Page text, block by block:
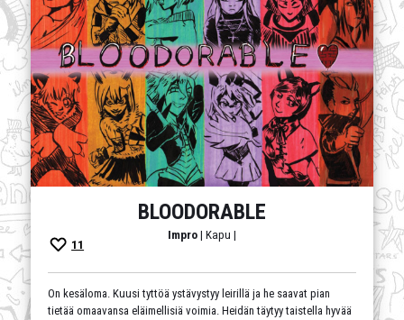
BLOODORABLE
Impro| Kapu |
11
On kesäloma. Kuusi tyttöä ystävystyy leirillä ja he saavat pian
tietää omaavansa eläimellisiä voimia. Heidän täytyy taistella hyvää